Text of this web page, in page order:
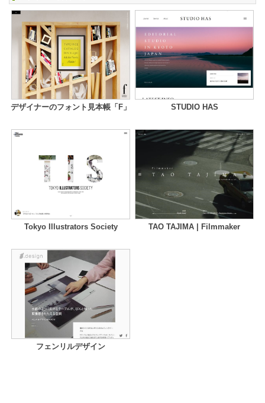
デザイナーのフォント見本帳「F」 STUDIO HAS
Tokyo Illustrators Society TAO TAJIMA | Filmmaker
フェンリルデザイン